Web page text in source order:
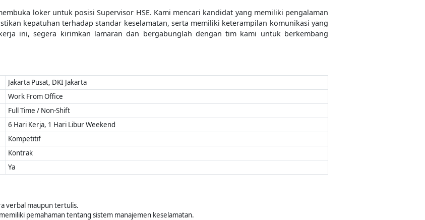
loker untuk posisi Supervisor HSE. Kami mencari kandidat yang memiliki pengalaman
kepatuhan terhadap standar keselamatan, serta memiliki keterampilan komunikasi yang
ini, segera kirimkan lamaran dan bergabunglah dengan tim kami untuk berkembang
Jakarta Pusat, DKI Jakarta
Work From Office
Full Time / Non-Shift
6 Hari Kerja, 1 Hari Libur Weekend
Kompetitif
Kontrak
Ya
verbal maupun tertulis.
pemahaman tentang sistem manajemen keselamatan.